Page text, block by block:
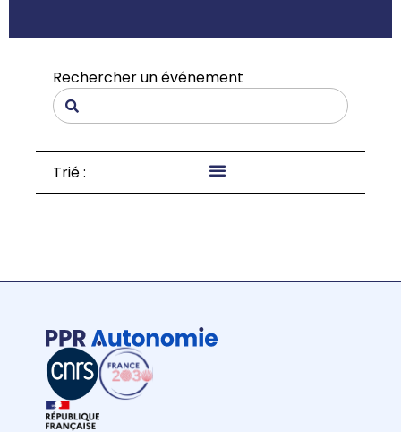
Rechercher un événement
Trié :